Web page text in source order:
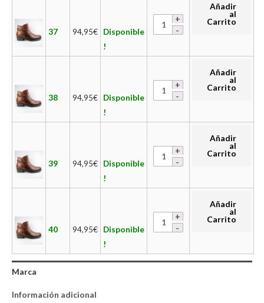
37 94,95€ Disponible
!
Añadir
al
Carrito
38 94,95€ Disponible
!
Añadir
al
Carrito
39 94,95€ Disponible
!
Añadir
al
Carrito
40 94,95€ Disponible
!
Añadir
al
Carrito
Marca
Información adicional